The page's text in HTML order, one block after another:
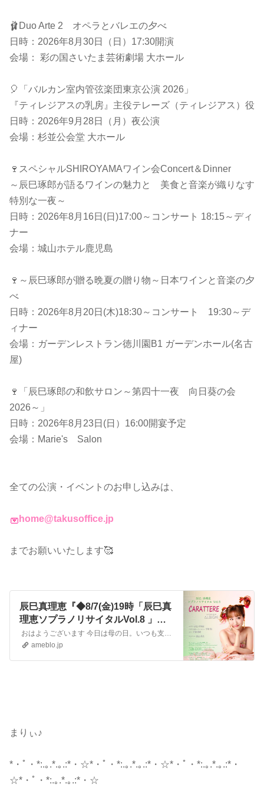
🩰Duo Arte 2 オペラとバレエの夕べ
日時：2026年8月30日（日）17:30開演
会場： 彩の国さいたま芸術劇場 大ホール
🎈「バルカン室内管弦楽団東京公演 2026」
『ティレジアスの乳房』主役テレーズ（ティレジアス）役
日時：2026年9月28日（月）夜公演
会場：杉並公会堂 大ホール
🍷スペシャルSHIROYAMAワイン会Concert＆Dinner
～辰巳琢郎が語るワインの魅力と 美食と音楽が織りなす
特別な一夜～
日時：2026年8月16日(日)17:00～コンサート 18:15～ディ
ナー
会場：城山ホテル鹿児島
🍷～辰巳琢郎が贈る晩夏の贈り物～日本ワインと音楽の夕
べ
日時：2026年8月20日(木)18:30～コンサート 19:30～デ
ィナー
会場：ガーデンレストラン徳川園B1 ガーデンホール(名古
屋)
🍷「辰巳琢郎の和飲サロン～第四十一夜 向日葵の会
2026～」
日時：2026年8月23日(日）16:00開宴予定
会場：Marie's Salon
全ての公演・イベントのお申し込みは、
home@takusoffice.jp
までお願いいたします🥰
辰巳真理恵『◆8/7(金)19時「辰巳真
理恵ソプラノリサイタルVol.8 」＠
サントリーホールブルーローズ♪』おはようございます 今日は母の日。いつも支えてもらっている母に、心からの感謝を込めて…今年も弟一家と一緒にプレゼントを もう少し頻繁に更新したいところですが…
ameblo.jp
まりぃ♪
*・ﾟ・*:.｡.*.｡.:*・☆*・ﾟ・*:.｡.*.｡.:*・☆*・ﾟ・*:.｡.*.｡.:*・
☆*・ﾟ・*:.｡.*.｡.:*・☆